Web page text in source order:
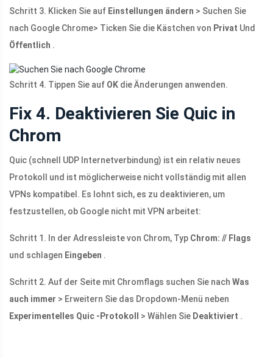
Schritt 3. Klicken Sie auf Einstellungen ändern > Suchen Sie
nach Google Chrome> Ticken Sie die Kästchen von Privat Und
Öffentlich .
Schritt 4. Tippen Sie auf OK die Änderungen anwenden.
Fix 4. Deaktivieren Sie Quic in
Chrom
Quic (schnell UDP Internetverbindung) ist ein relativ neues
Protokoll und ist möglicherweise nicht vollständig mit allen
VPNs kompatibel. Es lohnt sich, es zu deaktivieren, um
festzustellen, ob Google nicht mit VPN arbeitet:
Schritt 1. In der Adressleiste von Chrom, Typ Chrom: // Flags
und schlagen Eingeben .
Schritt 2. Auf der Seite mit Chromflags suchen Sie nach Was
auch immer > Erweitern Sie das Dropdown-Menü neben
Experimentelles Quic -Protokoll
> Wählen Sie Deaktiviert .